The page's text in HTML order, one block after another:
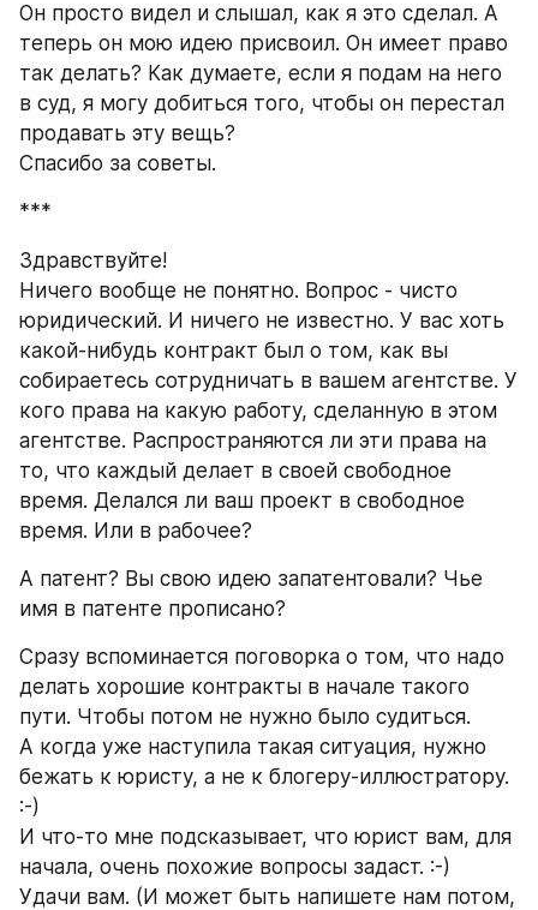
Он просто видел и слышал, как я это сделал. А
теперь он мою идею присвоил. Он имеет право
так делать? Как думаете, если я подам на него
в суд, я могу добиться того, чтобы он перестал
продавать эту вещь?
Спасибо за советы.
***
Здравствуйте!
Ничего вообще не понятно. Вопрос - чисто
юридический. И ничего не известно. У вас хоть
какой-нибудь контракт был о том, как вы
собираетесь сотрудничать в вашем агентстве. У
кого права на какую работу, сделанную в этом
агентстве. Распространяются ли эти права на
то, что каждый делает в своей свободное
время. Делался ли ваш проект в свободное
время. Или в рабочее?
А патент? Вы свою идею запатентовали? Чье
имя в патенте прописано?
Сразу вспоминается поговорка о том, что надо
делать хорошие контракты в начале такого
пути. Чтобы потом не нужно было судиться.
А когда уже наступила такая ситуация, нужно
бежать к юристу, а не к блогеру-иллюстратору.
:-)
И что-то мне подсказывает, что юрист вам, для
начала, очень похожие вопросы задаст. :-)
Удачи вам. (И может быть напишете нам потом,